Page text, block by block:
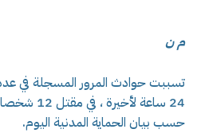
م ن
تسببت حوادث المرور المسجلة في
حسب بيان الحماية المدنية اليوم.